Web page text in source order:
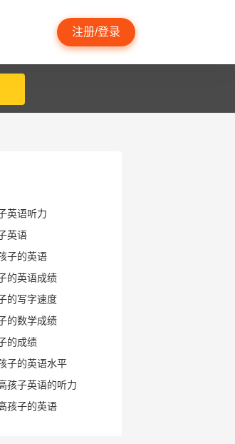
注册/登录
英语听力
英语
子的英语
的英语成绩
的写字速度
的数学成绩
的成绩
子的英语水平
孩子英语的听力
孩子的英语